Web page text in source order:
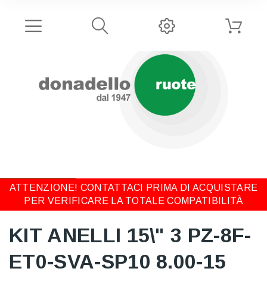
ATTENZIONE! CONTATTACI PRIMA DI ACQUISTARE
PER VERIFICARE LA TOTALE COMPATIBILITÀ
KIT ANELLI 15\" 3 PZ-8F-
ET0-SVA-SP10 8.00-15